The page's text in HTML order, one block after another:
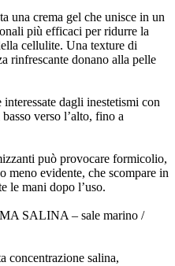
una crema gel che unisce in un
più efficaci per ridurre la
cellulite. Una texture di
rinfrescante donano alla pelle
dagli inestetismi con
verso l’alto, fino a
può provocare formicolio,
meno evidente, che scompare in
le mani dopo l’uso.
SALINA – sale marino /
concentrazione salina,